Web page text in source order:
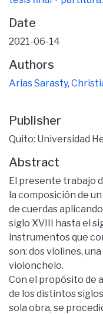
Date
2021-06-14
Authors
Arias Sarasty,
Publisher
Quito: Universidad
Abstract
El presente trabajo
la composición de
de cuerdas
siglo XVIII hasta el
instrumentos que
son: dos violines, una
violonchelo.
Con el propósito de
de los distintos
sola obra, se